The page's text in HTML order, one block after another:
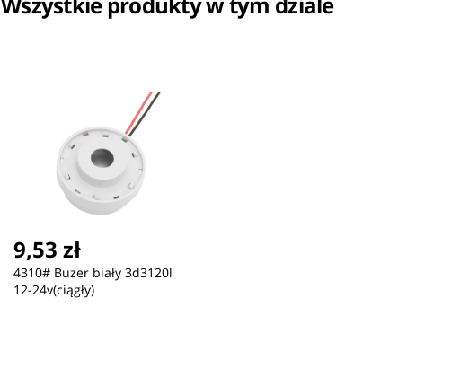
Nowość
9,53 zł
4310# Buzer biały 3d3120l
12-24v(ciągły)